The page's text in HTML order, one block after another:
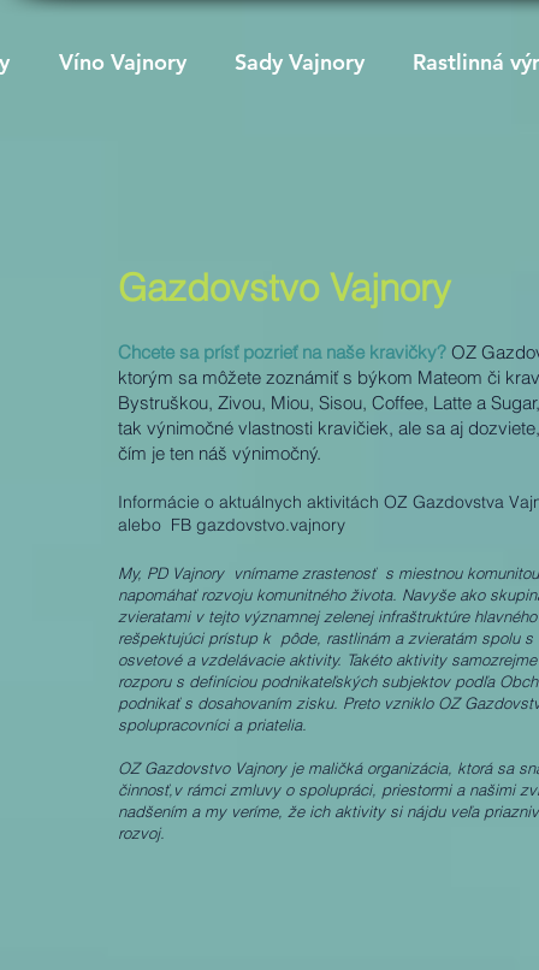
Víno Vajnory Sady Vajnory Rastlinná
Gazdovstvo Vajnory
Chcete sa prísť pozrieť na naše kravičky?​ OZ
ktorým sa môžete zoznámiť s býkom Mateom či
Bystruškou, Zivou, Miou, Sisou, Coffee, Latte a
tak výnimočné vlastnosti kravičiek, ale sa aj
čím je ten náš výnimočný.
Informácie o aktuálnych aktivitách OZ Gazdovstva
alebo FB gazdovstvo.vajnory
My, PD Vajnory vnímame zrastenosť s miestnou
napomáhať rozvoju komunitného života. Navyše ako
zvieratami v tejto významnej zelenej infraštruktúre
rešpektujúci prístup k pôde, rastlinám a zvieratám spolu s
osvetové a vzdelávacie aktivity. Takéto aktivity
rozporu s definíciou podnikateľských subjektov podľa
podnikať s dosahovaním zisku. Preto vzniklo OZ
spolupracovníci a priatelia.
OZ Gazdovstvo Vajnory je maličká organizácia, ktorá sa
činnosť,v rámci zmluvy o spolupráci, priestormi a našimi
nadšením a my veríme, že ich aktivity si nájdu veľa
rozvoj.